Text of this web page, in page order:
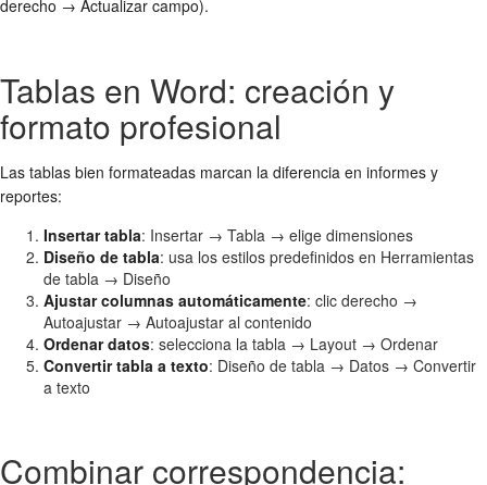
derecho → Actualizar campo).
Tablas en Word: creación y
formato profesional
Las tablas bien formateadas marcan la diferencia en informes y
reportes:
Insertar tabla: Insertar → Tabla → elige dimensiones
Diseño de tabla: usa los estilos predefinidos en Herramientas
de tabla → Diseño
Ajustar columnas automáticamente: clic derecho →
Autoajustar → Autoajustar al contenido
Ordenar datos: selecciona la tabla → Layout → Ordenar
Convertir tabla a texto: Diseño de tabla → Datos → Convertir
a texto
Combinar correspondencia: